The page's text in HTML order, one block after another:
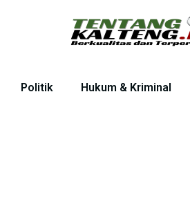
Politik Hukum & Kriminal